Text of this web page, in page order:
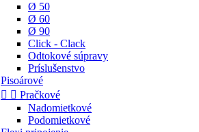
Ø 50
Ø 60
Ø 90
Click - Clack
Odtokové súpravy
Príslušenstvo
Pisoárové
  Pračkové
Nadomietkové
Podomietkové